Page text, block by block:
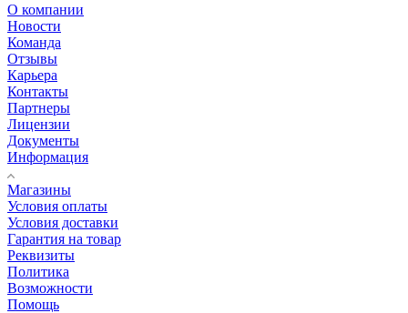
О компании
Новости
Команда
Отзывы
Карьера
Контакты
Партнеры
Лицензии
Документы
Информация
Магазины
Условия оплаты
Условия доставки
Гарантия на товар
Реквизиты
Политика
Возможности
Помощь